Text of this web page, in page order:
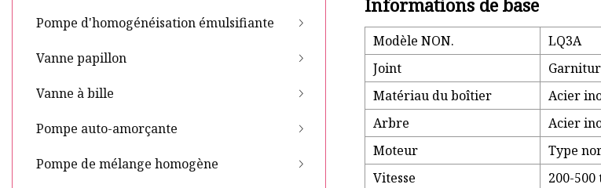
Pompe d'homogénéisation émulsifiante
Vanne papillon
Vanne à bille
Pompe auto-amorçante
Pompe de mélange homogène
Informations de base
Modèle NON.
LQ3A
Joint
Matériau du boîtier
Acier
Arbre
Acier
Moteur
Type
Vitesse
200-